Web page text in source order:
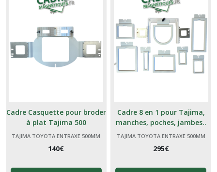
Cadre Casquette pour broder
à plat Tajima 500
TAJIMA TOYOTA ENTRAXE 500MM
140€
Cadre 8 en 1 pour Tajima,
manches, poches, jambes..
TAJIMA TOYOTA ENTRAXE 500MM
295€